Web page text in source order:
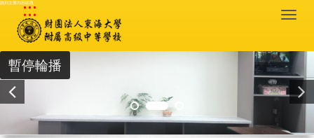
跳到主要內容區塊
:::
暫停輪播